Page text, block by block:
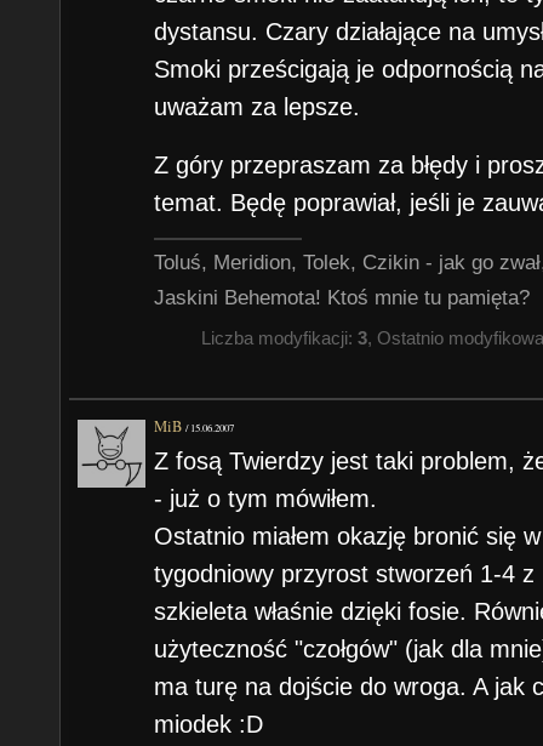
dystansu. Czary działające na
Smoki prześcigają je odpornością
uważam za lepsze.
Z góry przepraszam za błędy i
temat. Będę poprawiał, jeśli je
Toluś, Meridion, Tolek, Czikin - jak go
Jaskini Behemota! Ktoś mnie tu pamięta?
Liczba modyfikacji: 3, Ostatnio
MiB /15.06.2007
Z fosą Twierdzy jest taki problem,
- już o tym mówiłem.
Ostatnio miałem okazję bronić się
tygodniowy przyrost stworzeń 1-4 z
szkieleta właśnie dzięki fosie.
użyteczność "czołgów" (jak dla
ma turę na dojście do wroga. A jak
miodek :D